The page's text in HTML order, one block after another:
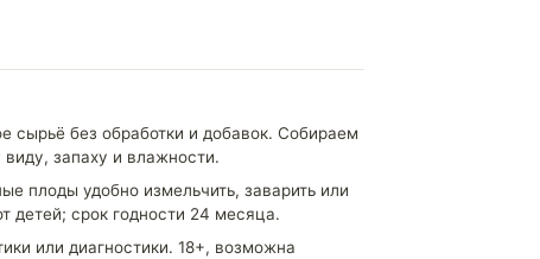
сырьё без обработки и добавок. Собираем
запаху и влажности.
плоды удобно измельчить, заварить или
детей; срок годности 24 месяца.
или диагностики. 18+, возможна